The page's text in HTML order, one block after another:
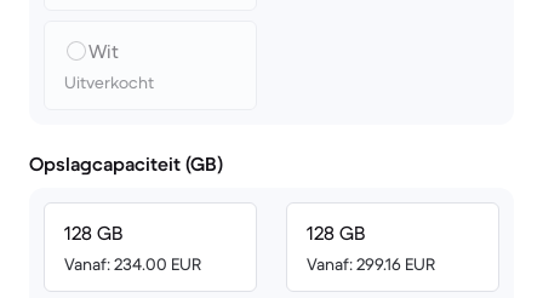
Wit
Uitverkocht
Opslagcapaciteit (GB)
128 GB
Vanaf: 234.00 EUR
128 GB
Vanaf: 299.16 EUR